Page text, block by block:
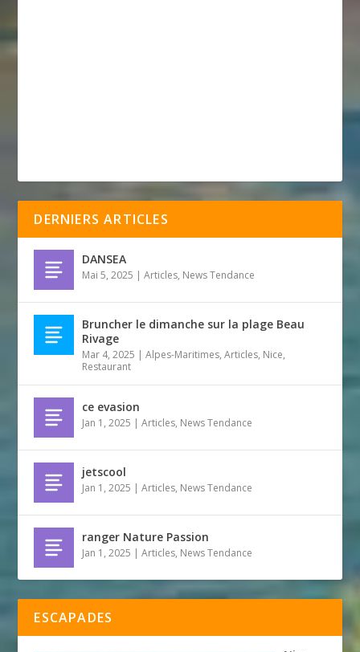
DERNIERS ARTICLES
DANSEA
Mai 5, 2025 |Articles, News Tendance
Bruncher le dimanche sur la plage Beau
Rivage
Mar 4, 2025 |Alpes-Maritimes,Articles, Nice,
Restaurant
ce evasion
Jan 1, 2025 |Articles, News Tendance
jetscool
Jan 1, 2025 |Articles, News Tendance
ranger Nature Passion
Jan 1, 2025 |Articles, News Tendance
ESCAPADES